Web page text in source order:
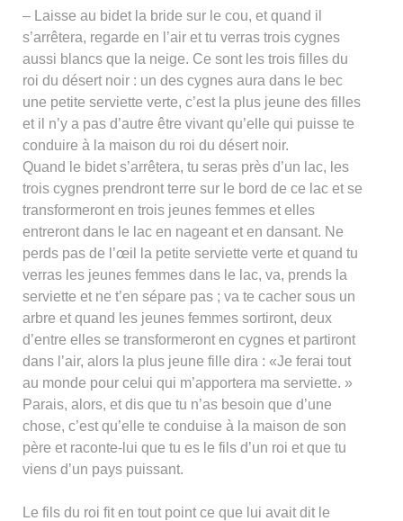
– Laisse au bidet la bride sur le cou, et quand il
s’arrêtera, regarde en l’air et tu verras trois cygnes
aussi blancs que la neige. Ce sont les trois filles du
roi du désert noir : un des cygnes aura dans le bec
une petite serviette verte, c’est la plus jeune des filles
et il n’y a pas d’autre être vivant qu’elle qui puisse te
conduire à la maison du roi du désert noir.
Quand le bidet s’arrêtera, tu seras près d’un lac, les
trois cygnes prendront terre sur le bord de ce lac et se
transformeront en trois jeunes femmes et elles
entreront dans le lac en nageant et en dansant. Ne
perds pas de l’œil la petite serviette verte et quand tu
verras les jeunes femmes dans le lac, va, prends la
serviette et ne t’en sépare pas ; va te cacher sous un
arbre et quand les jeunes femmes sortiront, deux
d’entre elles se transformeront en cygnes et partiront
dans l’air, alors la plus jeune fille dira : «Je ferai tout
au monde pour celui qui m’apportera ma serviette. »
Parais, alors, et dis que tu n’as besoin que d’une
chose, c’est qu’elle te conduise à la maison de son
père et raconte-lui que tu es le fils d’un roi et que tu
viens d’un pays puissant.
Le fils du roi fit en tout point ce que lui avait dit le